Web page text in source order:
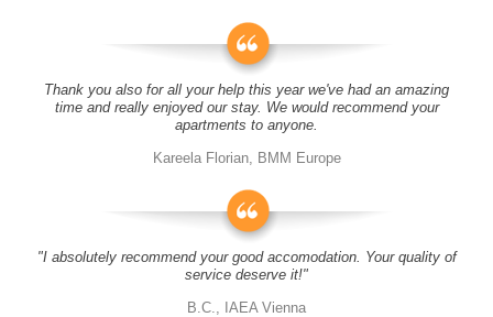
Thank you also for all your help this year we've had an amazing
time and really enjoyed our stay. We would recommend your
apartments to anyone.
Kareela Florian, BMM Europe
"I absolutely recommend your good accomodation. Your quality of
service deserve it!"
B.C., IAEA Vienna